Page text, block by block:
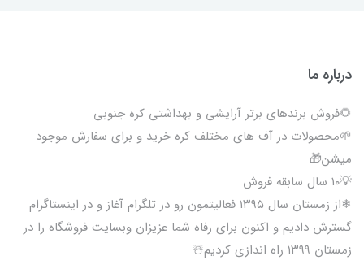
درباره ما
🌻فروش برندهای برتر آرایشی و بهداشتی کره جنوبی
🌱محصولات در آف های مختلف کره خرید و برای سفارش موجود
میشن🎁
💡۱۰ سال سابقه فروش
❄از زمستان سال ۱۳۹۵ فعالیتمون رو در تلگرام آغاز و در اینستاگرام
گسترش دادیم و اکنون برای رفاه شما عزیزان وبسایت فروشگاه را در
زمستان ۱۳۹۹ راه اندازی کردیم☃️